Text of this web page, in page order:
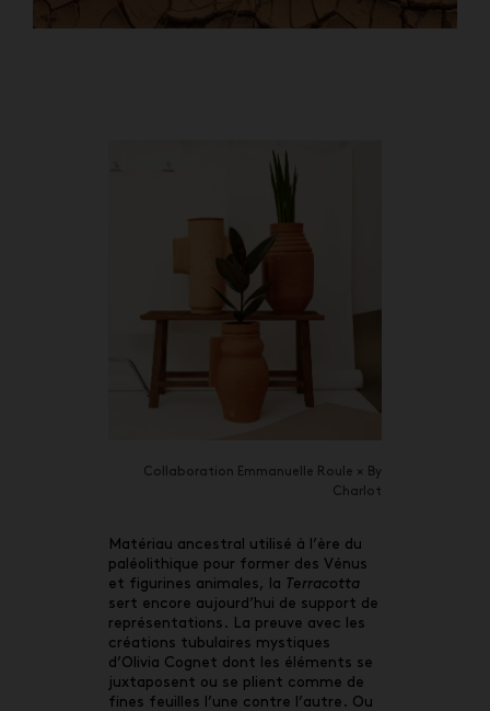
Collaboration Emmanuelle Roule × By
Charlot
Matériau ancestral utilisé à l’ère du
paléolithique pour former des Vénus
et figurines animales, la
Terracotta
sert encore aujourd’hui de support de
représentations. La preuve avec les
créations tubulaires mystiques
d’Olivia Cognet dont les éléments se
juxtaposent ou se plient comme de
fines feuilles l’une contre l’autre. Ou